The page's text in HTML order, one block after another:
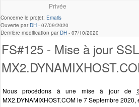
Privée
Concerne le projet: Emails
Ouverte parDH - 07/09/2020
Dernière modification parDH - 07/10/2020
FS#125 - Mise à jour SSL
Nous procédons à une mise à jour de
MX2.DYNAMIXHOST.COM le 7 Septembre 2020,